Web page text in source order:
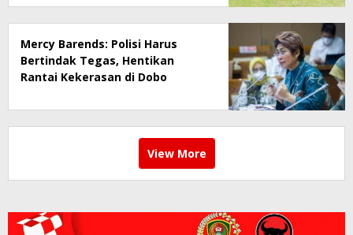
Mercy Barends: Polisi Harus
Bertindak Tegas, Hentikan
Rantai Kekerasan di Dobo
View More